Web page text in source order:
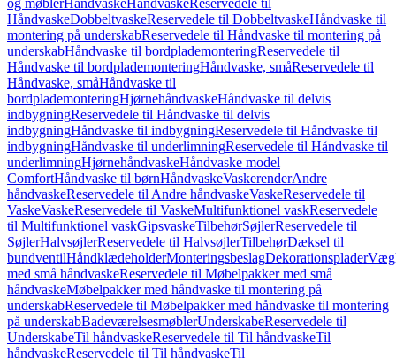
og møblerHåndvaskeHåndvaskeReservedele til
HåndvaskeDobbeltvaskeReservedele til DobbeltvaskeHåndvaske til
montering på underskabReservedele til Håndvaske til montering på
underskabHåndvaske til bordplademonteringReservedele til
Håndvaske til bordplademonteringHåndvaske, småReservedele til
Håndvaske, småHåndvaske til
bordplademonteringHjørnehåndvaskeHåndvaske til delvis
indbygningReservedele til Håndvaske til delvis
indbygningHåndvaske til indbygningReservedele til Håndvaske til
indbygningHåndvaske til underlimningReservedele til Håndvaske til
underlimningHjørnehåndvaskeHåndvaske model
ComfortHåndvaske til børnHåndvaskeVaskerenderAndre
håndvaskeReservedele til Andre håndvaskeVaskeReservedele til
VaskeVaskeReservedele til VaskeMultifunktionel vaskReservedele
til Multifunktionel vaskGipsvaskeTilbehørSøjlerReservedele til
SøjlerHalvsøjlerReservedele til HalvsøjlerTilbehørDæksel til
bundventilHåndklædeholderMonteringsbeslagDekorationsplader
med små håndvaskeReservedele til Møbelpakker med små
håndvaskeMøbelpakker med håndvaske til montering på
underskabReservedele til Møbelpakker med håndvaske til montering
på underskabBadeværelsesmøblerUnderskabeReservedele til
UnderskabeTil håndvaskeReservedele til Til håndvaskeTil
håndvaskeReservedele til Til håndvaskeTil